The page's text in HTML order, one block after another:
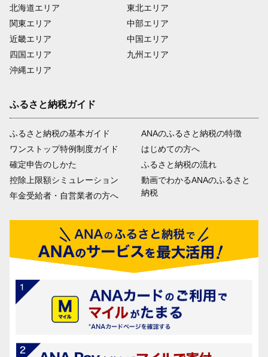
北海道エリア
関東エリア
近畿エリア
四国エリア
沖縄エリア
東北エリア
中部エリア
中国エリア
九州エリア
ふるさと納税ガイド
ふるさと納税の基本ガイド
ワンストップ特例制度ガイド
確定申告のしかた
控除上限額シミュレーション
年金受給者・自営業者の方へ
ANAのふるさと納税の特徴
はじめての方へ
ふるさと納税の流れ
動画でわかるANAのふるさと
納税